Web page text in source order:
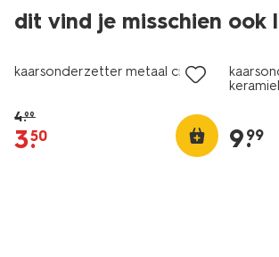
dit vind je misschien ook
korting
kaarsonderzetter metaal crème
4.99
3.
50 9.
99